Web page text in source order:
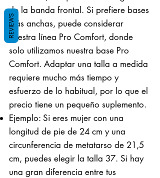
de la banda frontal. Si prefiere bases
más anchas, puede considerar
nuestra línea Pro Comfort, donde
solo utilizamos nuestra base Pro
Comfort. Adaptar una talla a medida
requiere mucho más tiempo y
esfuerzo de lo habitual, por lo que el
precio tiene un pequeño suplemento.
Ejemplo: Si eres mujer con una
longitud de pie de 24 cm y una
circunferencia de metatarso de 21,5
cm, puedes elegir la talla 37. Si hay
una gran diferencia entre tus
REVIEWS